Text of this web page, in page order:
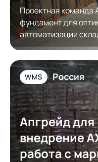
Проектная команда
фундамент для
автоматизации
Rus
WMS Россия
Апгрейд
внедрение
работа с